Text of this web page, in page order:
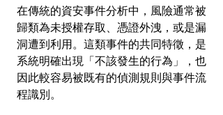
在傳統的資安事件分析中，風險通常被
歸類為未授權存取、憑證外洩，或是漏
洞遭到利用。這類事件的共同特徵，是
系統明確出現「不該發生的行為」，也
因此較容易被既有的偵測規則與事件流
程識別。